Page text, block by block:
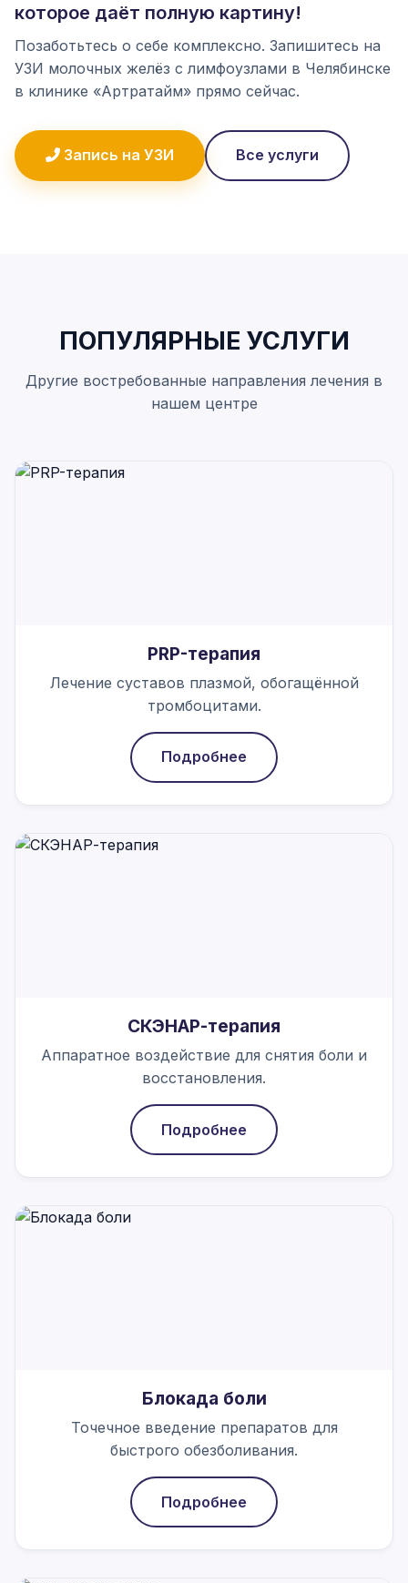
которое даёт полную картину!
Позаботьтесь о себе комплексно. Запишитесь на
УЗИ молочных желёз с лимфоузлами в Челябинске
в клинике «Артратайм» прямо сейчас.
Запись на УЗИ Все услуги
ПОПУЛЯРНЫЕ УСЛУГИ
Другие востребованные направления лечения в
нашем центре
PRP-терапия
Лечение суставов плазмой, обогащённой
тромбоцитами.
Подробнее
СКЭНАР-терапия
Аппаратное воздействие для снятия боли и
восстановления.
Подробнее
Блокада боли
Точечное введение препаратов для
быстрого обезболивания.
Подробнее